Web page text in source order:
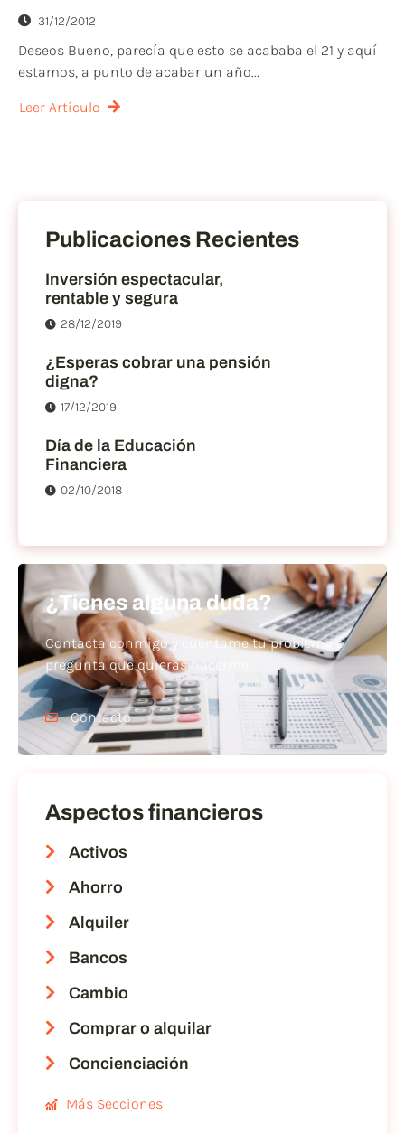
31/12/2012
Deseos Bueno, parecía que esto se acababa el 21 y aquí
estamos, a punto de acabar un año...
Leer Artículo
Publicaciones Recientes
Inversión espectacular,
rentable y segura
28/12/2019
¿Esperas cobrar una pensión
digna?
17/12/2019
Día de la Educación
Financiera
02/10/2018
¿Tienes alguna duda?
Contacta conmigo y cuéntame tu problema o
pregunta que quieras hacerme
Contacto
Aspectos financieros
Activos
Ahorro
Alquiler
Bancos
Cambio
Comprar o alquilar
Concienciación
Más Secciones